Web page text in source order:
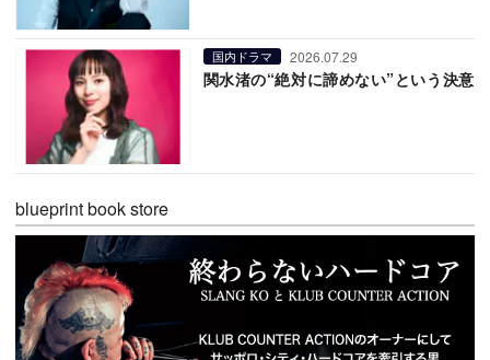
国内ドラマ 2026.07.29
関水渚の“絶対に諦めない”という決意
blueprint book store